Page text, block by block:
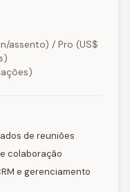
assento) / Pro (US$
de reuniões
colaboração
e gerenciamento